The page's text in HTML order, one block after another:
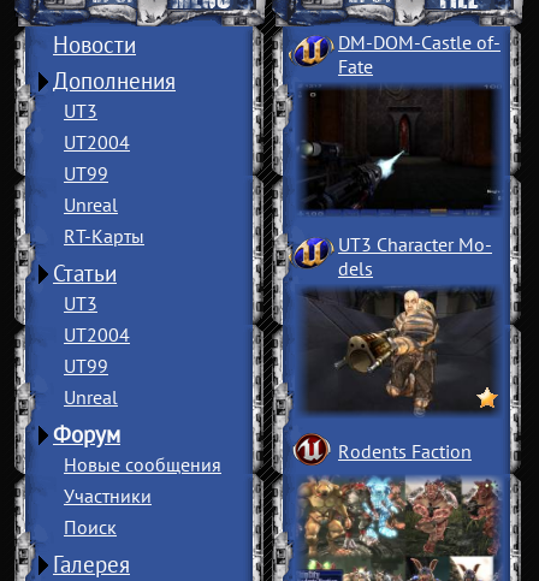
Новости
Дополнения
UT3
UT2004
UT99
Unreal
RT-Карты
Статьи
UT3
UT2004
UT99
Unreal
Форум
Новые сообщения
Участники
Поиск
Галерея
DM-DOM-Castle of­
Fate
UT3 Character Mo­
dels
Rodents Faction